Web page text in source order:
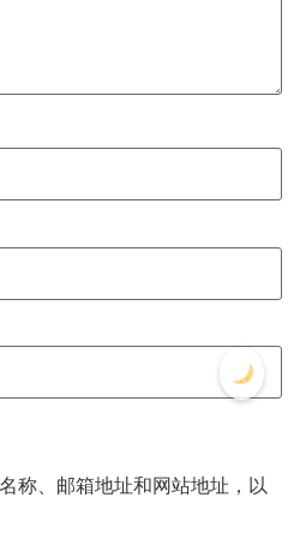
称、邮箱地址和网站地址，以